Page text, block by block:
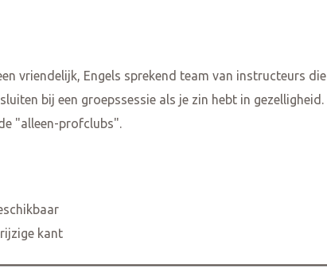
vriendelijk, Engels sprekend team van instructeurs die
bij een groepssessie als je zin hebt in gezelligheid.
"alleen-profclubs".
kant